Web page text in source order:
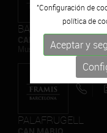
BARCELONA
CAN FRAMIS
Museo de Pintura
PALAFRUGELL
"Configuración de
política de
Aceptar y